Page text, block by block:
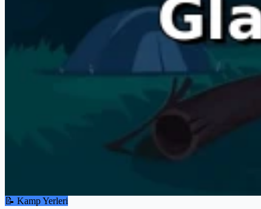
📝 Kamp Yerleri